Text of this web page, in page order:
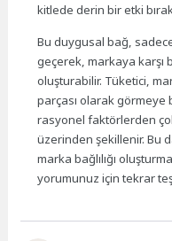
kitlede derin bir etki
Bu duygusal bağ,
geçerek, markaya karşı
oluşturabilir. Tüketici,
parçası olarak görmeye
rasyonel faktörlerden
üzerinden şekillenir. Bu
marka bağlılığı
yorumunuz için tekrar